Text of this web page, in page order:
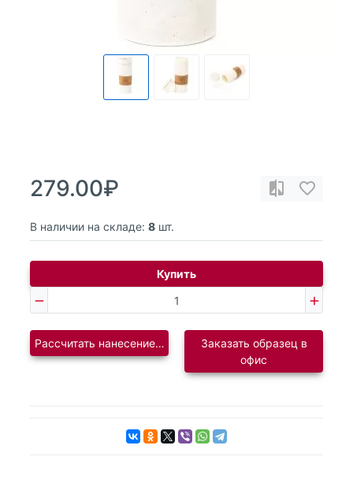
279.00₽
В наличии на складе: 8 шт.
Купить
Рассчитать нанесение логотипаЗаказать образец в
офис